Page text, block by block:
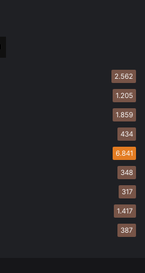
2.562
1.205
1.859
434
6.841
348
317
1.417
387